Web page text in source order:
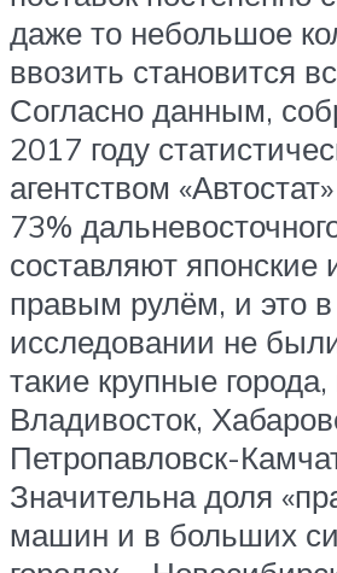
даже то небольшое
ввозить становится
Согласно данным,
2017 году
агентством
73%
составляют японские
правым рулём, и это в
исследовании не
такие крупные города,
Владивосток,
Петропавловск-
Значительна доля
машин и в больших